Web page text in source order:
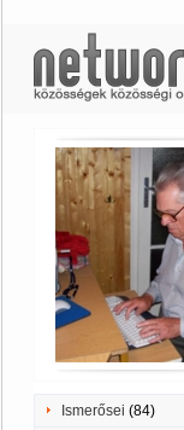
Ismerősei (84)